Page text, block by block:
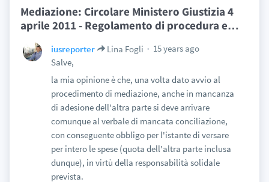
Mediazione: Circolare Ministero Giustizia 4
aprile 2011 - Regolamento di procedura e…
iusreporter Lina Fogli
15 years ago
Salve,
la mia opinione è che, una volta dato avvio al
procedimento di mediazione, anche in mancanza
di adesione dell'altra parte si deve arrivare
comunque al verbale di mancata conciliazione,
con conseguente obbligo per l'istante di versare
per intero le spese (quota dell'altra parte inclusa
dunque), in virtù della responsabilità solidale
prevista.